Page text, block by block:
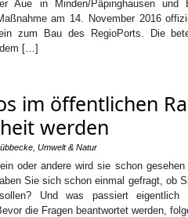
Aue in Minden/Päpinghausen und
am 14. November 2016
zum Bau des RegioPorts. Die
[…]
im öffentlichen
werden
Umwelt & Natur
oder andere wird sie schon
Sie sich schon einmal gefragt, ob
Und was passiert
die Fragen beantwortet werden,